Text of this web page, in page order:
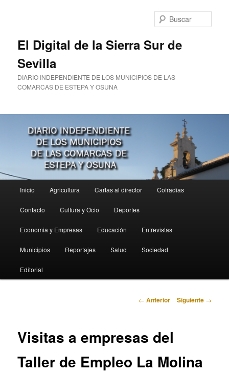
El Digital de la Sierra Sur de
Sevilla
DIARIO INDEPENDIENTE DE LOS MUNICIPIOS DE LAS
COMARCAS DE ESTEPA Y OSUNA
principal
Inicio Agricultura Cartas al director Cofradias
Contacto Cultura y Ocio Deportes
Economia y Empresas Educación Entrevistas
Municipios Reportajes Salud Sociedad
Editorial
Navegación
← Anterior Siguiente →
Visitas a empresas del
Taller de Empleo La Molina